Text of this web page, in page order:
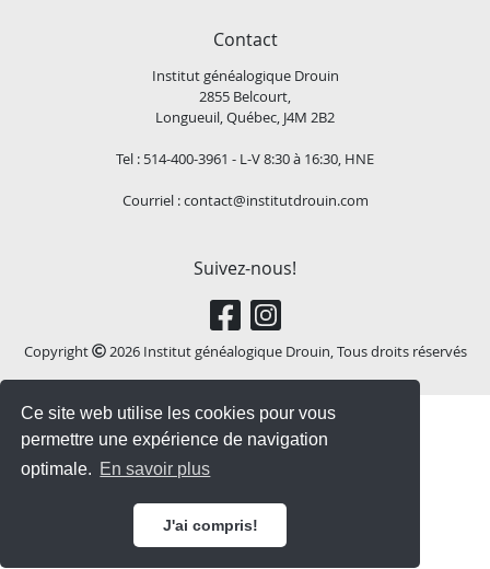
Ce site web utilise les cookies pour vous
permettre une expérience de navigation
optimale. En savoir plus
J'ai compris!
Contact
Institut généalogique Drouin
2855 Belcourt,
Longueuil, Québec, J4M 2B2
Tel : 514-400-3961 - L-V 8:30 à 16:30, HNE
Courriel :contact@institutdrouin.com
Suivez-nous!
Copyright 2026 Institut généalogique Drouin, Tous droits réservés